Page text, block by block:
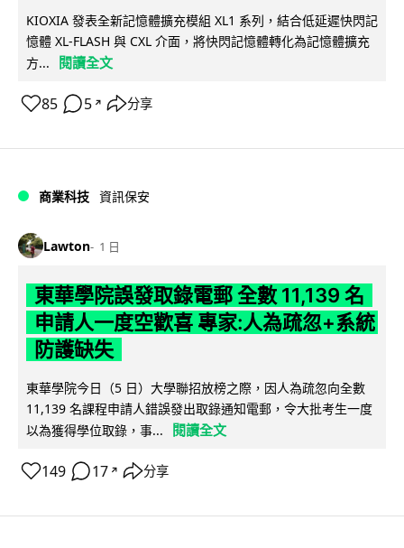
KIOXIA 發表全新記憶體擴充模組 XL1 系列，結合低延遲快閃記
憶體 XL-FLASH 與 CXL 介面，將快閃記憶體轉化為記憶體擴充
方...
閱讀全文
85 5 ↗ 分享
商業科技 資訊保安
Lawton 1 日
東華學院誤發取錄電郵 全數 11,139 名
申請人一度空歡喜 專家:人為疏忽+系統
防護缺失
東華學院今日（5 日）大學聯招放榜之際，因人為疏忽向全數
11,139 名課程申請人錯誤發出取錄通知電郵，令大批考生一度
以為獲得學位取錄，事...
閱讀全文
149 17 ↗ 分享